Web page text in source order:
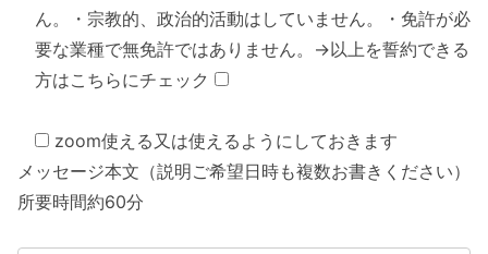
ん。・宗教的、政治的活動はしていません。・免許が必
要な業種で無免許ではありません。→以上を誓約できる
方はこちらにチェック
zoom使える又は使えるようにしておきます
メッセージ本文（説明ご希望日時も複数お書きください）
所要時間約60分